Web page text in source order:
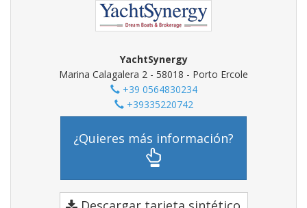
YachtSynergy
Marina Calagalera 2 - 58018 - Porto Ercole
+39 0564830234
+39335220742
¿Quieres más información?